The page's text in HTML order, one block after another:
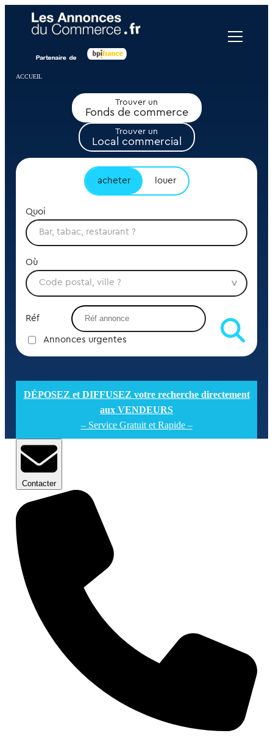
ACCUEIL
Trouver un
Fonds de commerce
Trouver un
Local commercial
acheter louer
Quoi
Où
Réf
Annonces urgentes
DÉPOSEZ et DIFFUSEZ votre recherche directement
aux VENDEURS
– Service Gratuit et Rapide –
Contacter
Panneau de gestion des cookies